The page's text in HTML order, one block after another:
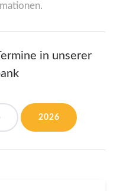
in unserer
2026